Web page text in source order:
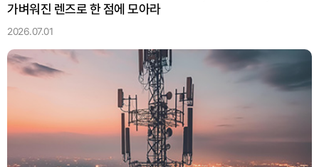
가벼워진 렌즈로 한 점에 모아라
2026.07.01